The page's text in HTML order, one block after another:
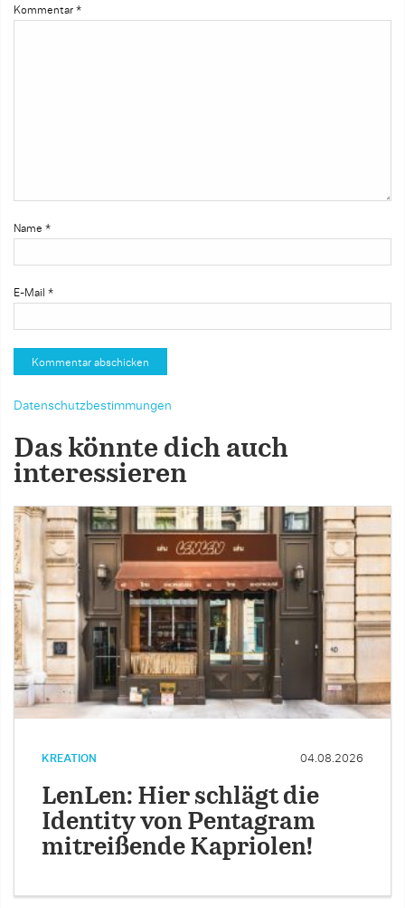
Kommentar *
Name *
E-Mail *
Datenschutzbestimmungen
Das könnte dich auch
interessieren
KREATION 04.08.2026
LenLen: Hier schlägt die
Identity von Pentagram
mitreißende Kapriolen!